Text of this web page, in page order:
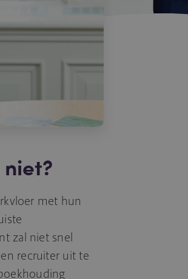
met hun
zal niet snel
recruiter uit te